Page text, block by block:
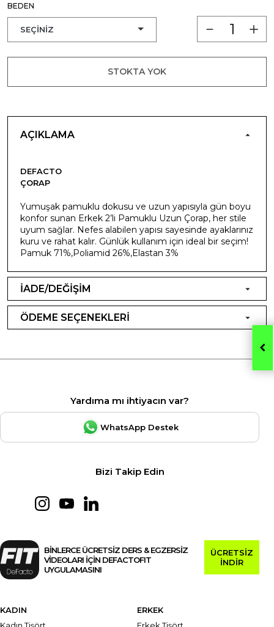
BEDEN
STOKTA YOK
AÇIKLAMA
DEFACTO
ÇORAP
Yumuşak pamuklu dokusu ve uzun yapısıyla gün boyu
konfor sunan Erkek 2’li Pamuklu Uzun Çorap, her stile
uyum sağlar. Nefes alabilen yapısı sayesinde ayaklarınız
kuru ve rahat kalır. Günlük kullanım için ideal bir seçim!
Pamuk 71%,Poliamid 26%,Elastan 3%
İADE/DEĞİŞİM
ÖDEME SEÇENEKLERİ
Yardıma mı ihtiyacın var?
WhatsApp Destek
Bizi Takip Edin
BİNLERCE ÜCRETSİZ DERS & EGZERSİZ
VİDEOLARI İÇİN DEFACTOFIT
UYGULAMASINI
ÜCRETSİZ
İNDİR
KADIN
Kadın Tişört
ERKEK
Erkek Tişört